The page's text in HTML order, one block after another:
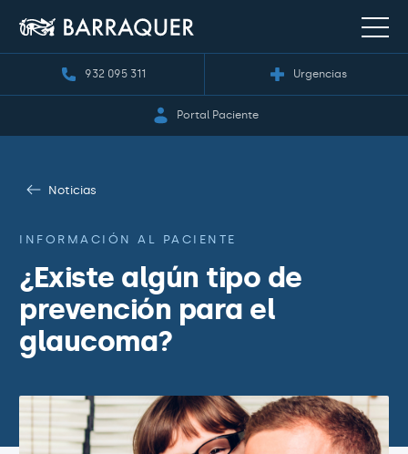
932 095 311 Urgencias
Portal Paciente
Noticias
INFORMACIÓN AL PACIENTE
¿Existe algún tipo de
prevención para el
glaucoma?